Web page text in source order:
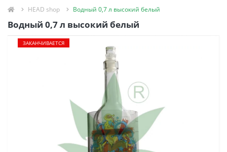
HEAD shop Водный 0,7 л высокий белый
Водный 0,7 л высокий белый
ЗАКАНЧИВАЕТСЯ